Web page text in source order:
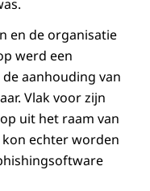
en de organisatie
werd een
aanhouding van
Vlak voor zijn
uit het raam van
echter worden